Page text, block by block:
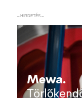
– HIRDETÉS –